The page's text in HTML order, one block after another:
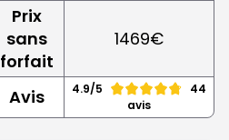
Prix
sans
forfait
1469€
Avis 4.9/5
44
avis